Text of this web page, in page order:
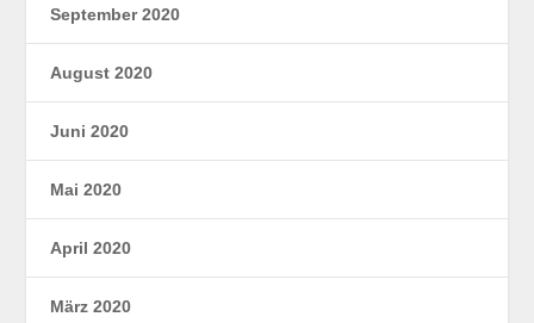
September 2020
August 2020
Juni 2020
Mai 2020
April 2020
März 2020